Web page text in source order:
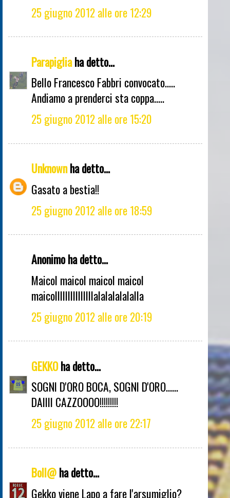
25 giugno 2012 alle ore 12:29
Parapigliaha detto...
Bello Francesco Fabbri convocato.....
Andiamo a prenderci sta coppa.....
25 giugno 2012 alle ore 15:20
Unknownha detto...
Gasato a bestia!!
25 giugno 2012 alle ore 18:59
Anonimo ha detto...
Maicol maicol maicol maicol
maicolllllllllllllllalalalalalalla
25 giugno 2012 alle ore 20:19
GEKKOha detto...
SOGNI D'ORO BOCA, SOGNI D'ORO......
DAIIII CAZZOOOO!!!!!!!!!
25 giugno 2012 alle ore 22:17
Boll@ha detto...
Gekko viene Lapo a fare l'arsumiglio?